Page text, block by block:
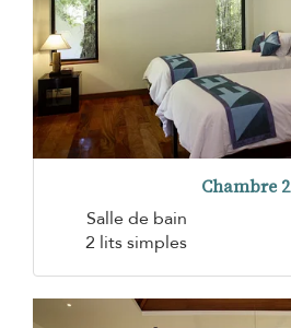
Chambre 2
Salle de bain
2 lits simples